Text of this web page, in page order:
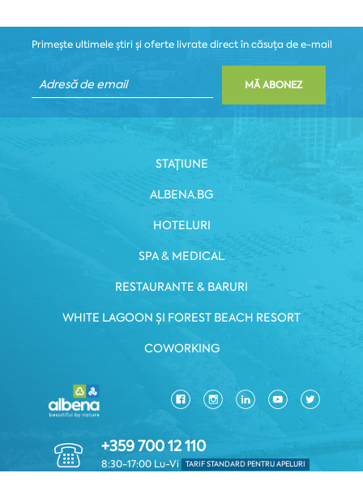
Primește ultimele știri și oferte livrate direct în căsuța de e-mail
MĂ ABONEZ
STAȚIUNE
ALBENA.BG
HOTELURI
SPA & MEDICAL
RESTAURANTE & BARURI
WHITE LAGOON ȘI FOREST BEACH RESORT
COWORKING
+359 700 12 110
8:30-17:00 Lu-Vi TARIF STANDARD PENTRU APELURI